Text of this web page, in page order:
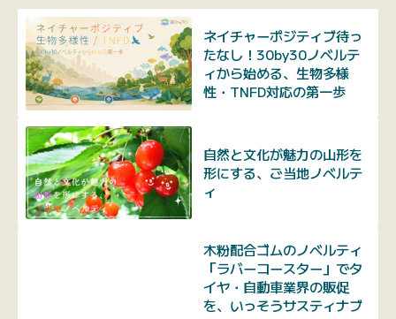
ネイチャーポジティブ待っ
たなし！30by30ノベルテ
ィから始める、生物多様
性・TNFD対応の第一歩
自然と文化が魅力の山形を
形にする、ご当地ノベルテ
ィ
木粉配合ゴムのノベルティ
「ラバーコースター」でタ
イヤ・自動車業界の販促
を、いっそうサスティナブ